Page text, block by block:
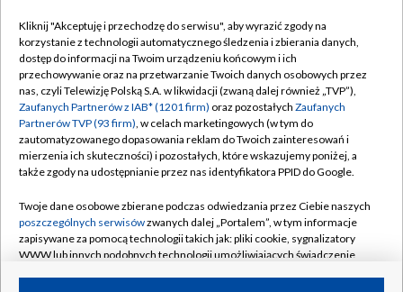
TVP
Abonament TVP
Emisja w TVP
Centrum informacji TVP
Naziemna Telewizja Cyfrowa
Rada Programowa
System NOS
Informacje o nadawcy
Regulamin TVP
Polityka prywatności
Moje zgody
Pomoc
Kontakt
Kanały
Kliknij "Akceptuję i przechodzę do serwisu", aby wyrazić zgody na
korzystanie z technologii automatycznego śledzenia i zbierania danych,
dostęp do informacji na Twoim urządzeniu końcowym i ich
przechowywanie oraz na przetwarzanie Twoich danych osobowych przez
nas, czyli Telewizję Polską S.A. w likwidacji (zwaną dalej również „TVP”),
Zaufanych Partnerów z IAB* (1201 firm) oraz pozostałych Zaufanych
Partnerów TVP (93 firm), w celach marketingowych (w tym do
zautomatyzowanego dopasowania reklam do Twoich zainteresowań i
mierzenia ich skuteczności) i pozostałych, które wskazujemy poniżej, a
także zgody na udostępnianie przez nas identyfikatora PPID do Google.
Twoje dane osobowe zbierane podczas odwiedzania przez Ciebie naszych
poszczególnych serwisówzwanych dalej „Portalem”, w tym informacje
zapisywane za pomocą technologii takich jak: pliki cookie, sygnalizatory
WWW lub innych podobnych technologii umożliwiających świadczenie